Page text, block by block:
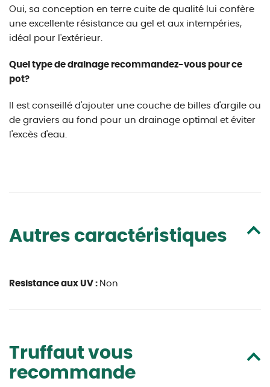
Oui, sa conception en terre cuite de qualité lui confère
une excellente résistance au gel et aux intempéries,
idéal pour l'extérieur.
Quel type de drainage recommandez-vous pour ce
pot?
Il est conseillé d'ajouter une couche de billes d'argile ou
de graviers au fond pour un drainage optimal et éviter
l'excès d'eau.
Autres caractéristiques
Resistance aux UV : Non
Truffaut vous
recommande